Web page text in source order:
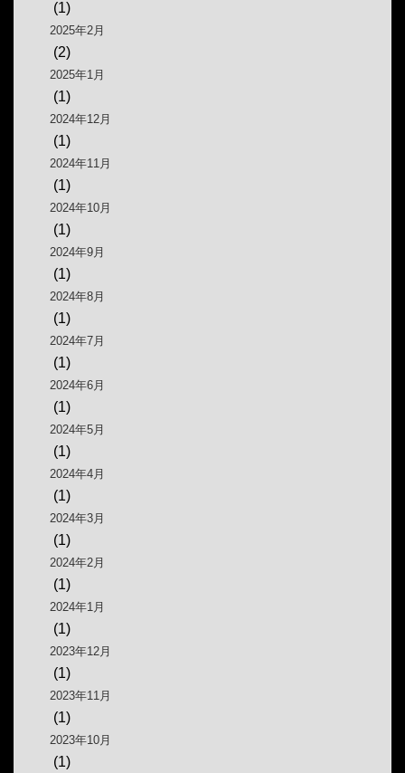
(1)
2025年2月
(2)
2025年1月
(1)
2024年12月
(1)
2024年11月
(1)
2024年10月
(1)
2024年9月
(1)
2024年8月
(1)
2024年7月
(1)
2024年6月
(1)
2024年5月
(1)
2024年4月
(1)
2024年3月
(1)
2024年2月
(1)
2024年1月
(1)
2023年12月
(1)
2023年11月
(1)
2023年10月
(1)